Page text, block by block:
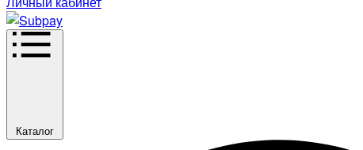
Каталог